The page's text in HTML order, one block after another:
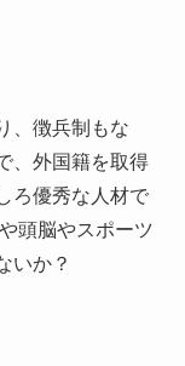
、徴兵制もな
、外国籍を取得
ろ優秀な人材で
頭脳やスポーツ
いか？